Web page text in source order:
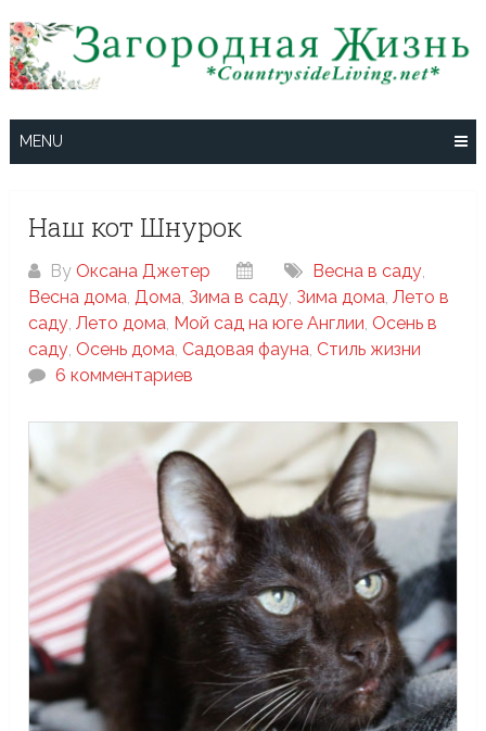
to
content
MENU
Наш кот Шнурок
By Оксана Джетер Весна в саду,
Весна дома,Дома, Зима в саду, Зима дома,Лето в
саду,Лето дома, Мой сад на юге Англии, Осень в
саду, Осень дома, Садовая фауна, Стиль жизни
6 комментариев